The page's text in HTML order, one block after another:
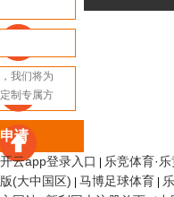
请
开云app登录入口 乐竞体育·
版(大中国区)
马博足球体育